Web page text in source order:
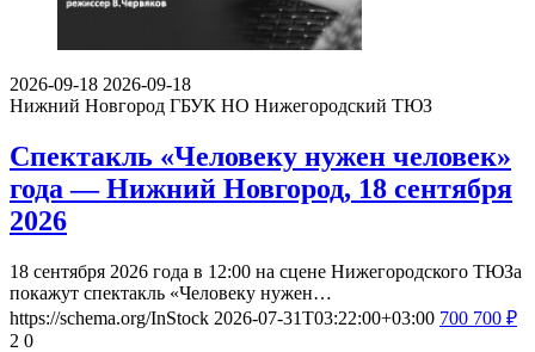
2026-09-18 2026-09-18
Нижний Новгород ГБУК НО Нижегородский ТЮЗ
Спектакль «Человеку нужен человек»
года — Нижний Новгород, 18 сентября
2026
18 сентября 2026 года в 12:00 на сцене Нижегородского ТЮЗа
покажут спектакль «Человеку нужен…
https://schema.org/InStock 2026-07-31T03:22:00+03:00 700 700 ₽
2 0